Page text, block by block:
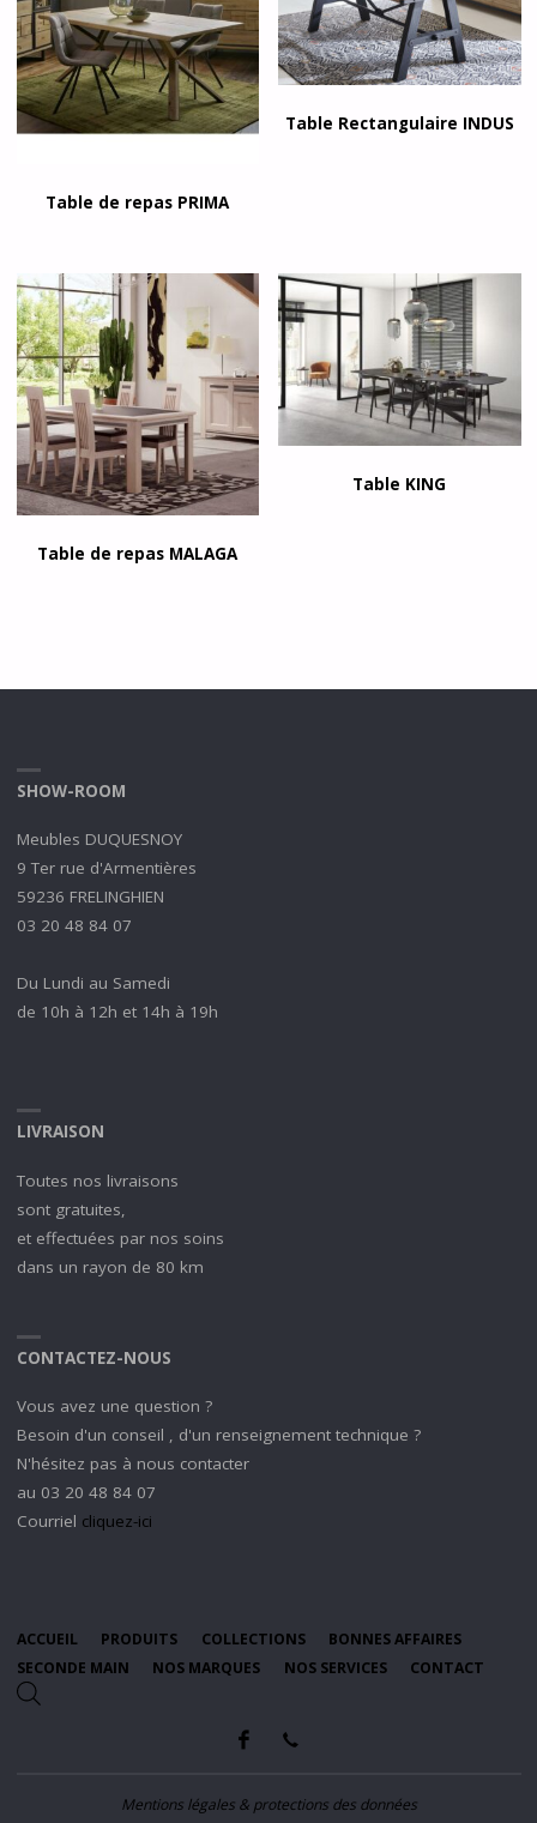
Table de repas PRIMA
Table Rectangulaire INDUS
Table de repas MALAGA
Table KING
SHOW-ROOM
Meubles DUQUESNOY
9 Ter rue d'Armentières
59236 FRELINGHIEN
03 20 48 84 07
Du Lundi au Samedi
de 10h à 12h et 14h à 19h
LIVRAISON
Toutes nos livraisons
sont gratuites,
et effectuées par nos soins
dans un rayon de 80 km
CONTACTEZ-NOUS
Vous avez une question ?
Besoin d'un conseil , d'un renseignement technique ?
N'hésitez pas à nous contacter
au 03 20 48 84 07
Courriel cliquez-ici
ACCUEIL PRODUITS COLLECTIONS
BONNES AFFAIRES
SECONDE MAIN
NOS MARQUES NOS SERVICES CONTACT
Mentions légales & protections des données